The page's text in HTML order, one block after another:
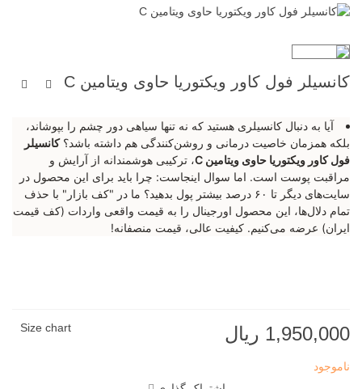
کانسیلر فول کاور ویکتوریا حاوی ویتامین C
آیا به دنبال کانسیلری هستید که نه تنها سیاهی دور چشم را بپوشاند،
بلکه همزمان خاصیت درمانی و روشن‌کنندگی هم داشته باشد؟ کانسیلر
فول کاور ویکتوریا حاوی ویتامین C
، ترکیبی هوشمندانه از آرایش و
مراقبت پوست است. اما سوال اینجاست: چرا باید برای این محصول در
سایت‌های دیگر تا ۶۰ درصد بیشتر پول بدهید؟ ما در "کف بازار" با حذف
تمام دلال‌ها، این محصول اورجینال را به قیمت واقعی واردات (کف قیمت
ایران) عرضه می‌کنیم. کیفیت عالی، قیمت منصفانه!
1,950,000 ریال Size chart
ناموجود